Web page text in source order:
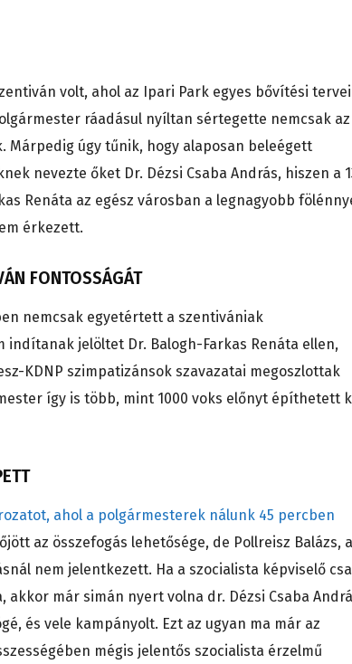
volt, ahol az Ipari Park egyes bővítési tervei
ráadásul nyíltan sértegette nemcsak az
úgy tűnik, hogy alaposan beleégett
nevezte őket Dr. Dézsi Csaba András, hiszen a
Renáta az egész városban a legnagyobb
érkezett.
FONTOSSÁGÁT
nemcsak egyetértett a szentivániak
jelöltet Dr. Balogh-Farkas Renáta ellen,
KDNP szimpatizánsok szavazatai megoszlottak
így is több, mint 1000 voks előnyt építhetett
ahol a polgármesterek nálunk 45 percben
az összefogás lehetősége, de Pollreisz Balázs,
nem jelentkezett. Ha a szocialista képviselő
már simán nyert volna dr. Dézsi Csaba
és vele kampányolt. Ezt az ugyan ma már az
mégis jelentős szocialista érzelmű